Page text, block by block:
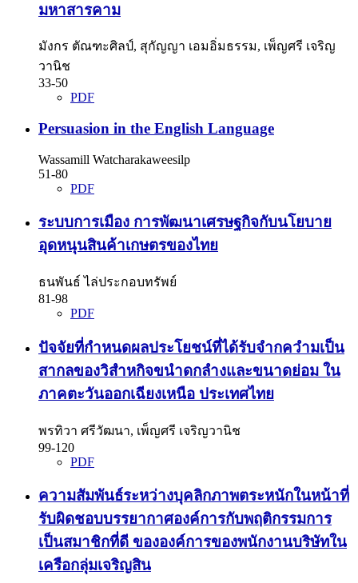
มหาสารคาม
มังกร ตัณฑะศิลป์, สุกัญญา เอมอิ่มธรรม, เพ็ญศรี เจริญ
วานิช
33-50
PDF
Persuasion in the English Language
Wassamill Watcharakaweesilp
51-80
PDF
ระบบการเมือง การพัฒนาเศรษฐกิจกับนโยบาย
อุดหนุนสินค้าเกษตรของไทย
ธนพันธ์ ไล่ประกอบทรัพย์
81-98
PDF
ปัจจัยที่กำหนดผลประโยชน์ที่ได้รับจำกควำมเป็น
สากลของวิสำหกิจขนำดกลำงและขนาดย่อม ใน
ภาคตะวันออกเฉียงเหนือ ประเทศไทย
พรทิวา ศรีวัฒนา, เพ็ญศรี เจริญวานิช
99-120
PDF
ความสัมพันธ์ระหว่างบุคลิกภาพตระหนักในหน้าที่
รับผิดชอบบรรยากาศองค์การกับพฤติกรรมการ
เป็นสมาชิกที่ดี ขององค์การของพนักงานบริษัทใน
เครือกลุ่มเจริญสิน